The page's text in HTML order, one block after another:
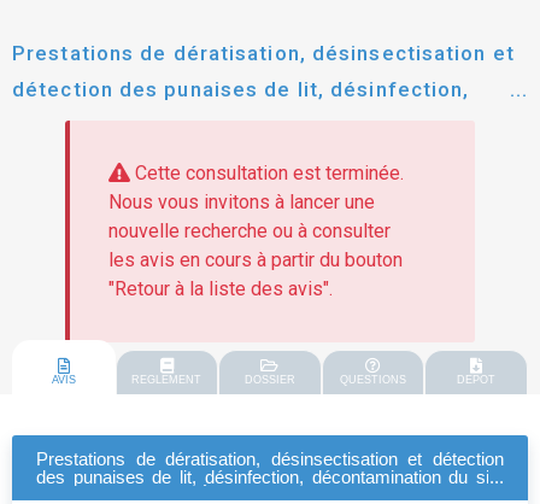
Prestations de dératisation, désinsectisation et
détection des punaises de lit, désinfection,
décontamination du site de sèvres de france
Éducation international.
Cette consultation est terminée.
Nous vous invitons à lancer une
nouvelle recherche ou à consulter
les avis en cours à partir du bouton
"Retour à la liste des avis".
AVIS REGLEMENT DOSSIER QUESTIONS DEPOT
Prestations de dératisation, désinsectisation et détection
des punaises de lit, désinfection, décontamination du site